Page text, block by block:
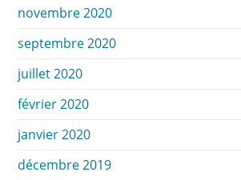
novembre 2020
septembre 2020
juillet 2020
février 2020
janvier 2020
décembre 2019